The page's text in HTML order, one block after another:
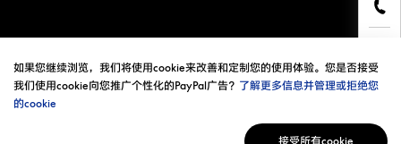
如果您继续浏览，我们将使用cookie来改善和定制您的使用体验。您是否接受
我们使用cookie向您推广个性化的PayPal广告？ 了解更多信息并管理或拒绝您
的cookie
接受所有cookie